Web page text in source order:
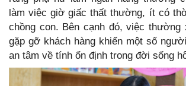
làm việc giờ giấc thất thường, ít có
chồng con. Bên cạnh đó, việc thường
gặp gỡ khách hàng khiến một số
an tâm về tính ổn định trong đời sống